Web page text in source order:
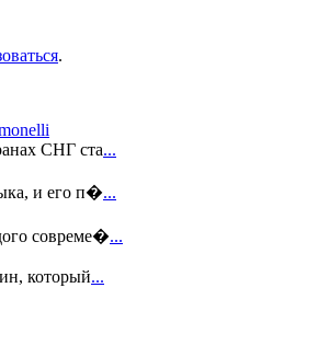
.
СНГ ста...
и его п�...
совреме�...
который...